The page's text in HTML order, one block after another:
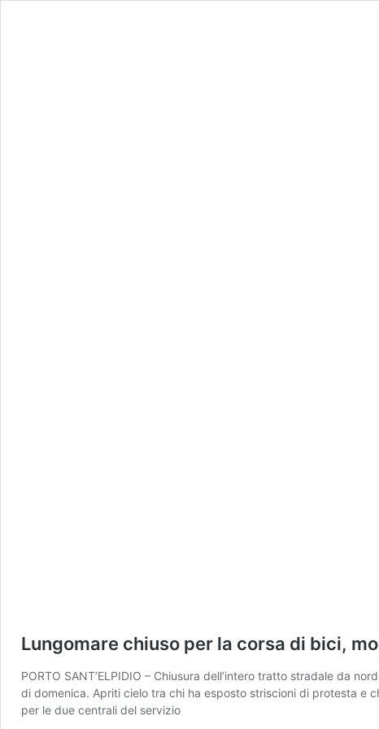
Lungomare chiuso per la corsa di bici,
PORTO SANT’ELPIDIO – Chiusura dell’intero tratto stradale da
di domenica. Apriti cielo tra chi ha esposto striscioni di protesta e
per le due centrali del servizio